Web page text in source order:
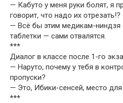
— Кабуто у меня руки болят, я
говорит, что надо их отрезать!?
— Всё бы этим медикам-ниндзя
таблетки — сами отвалятся.
***
Диалог в классе после 1-го
— Наруто, почему у тебя в
пропуски?
— Это, Ибики-сенсей, место
***